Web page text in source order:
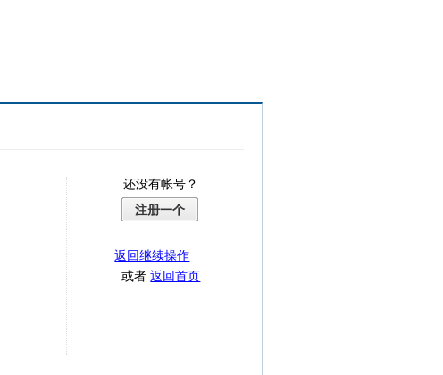
还没有帐号？
注册一个
返回继续操作
或者返回首页